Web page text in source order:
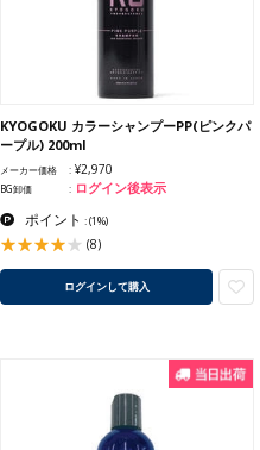
KYOGOKU カラーシャンプーPP(ピンクパ
ープル) 200ml
メーカー価格 ¥2,970
BG卸価 ログイン後表示
ポイント :(1%)
(8)
ログインして購入